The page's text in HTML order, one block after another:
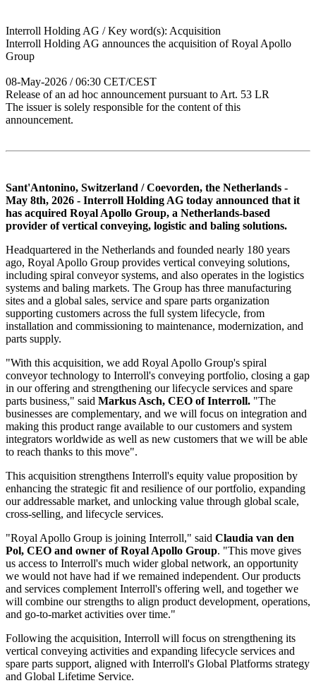
Interroll Holding AG / Key word(s): Acquisition
Interroll Holding AG announces the acquisition of Royal Apollo
Group
08-May-2026 / 06:30 CET/CEST
Release of an ad hoc announcement pursuant to Art. 53 LR
The issuer is solely responsible for the content of this
announcement.
Sant'Antonino, Switzerland / Coevorden, the Netherlands -
May 8th, 2026 - Interroll Holding AG today announced that it
has acquired Royal Apollo Group, a Netherlands-based
provider of vertical conveying, logistic and baling solutions.
Headquartered in the Netherlands and founded nearly 180 years
ago, Royal Apollo Group provides vertical conveying solutions,
including spiral conveyor systems, and also operates in the logistics
systems and baling markets. The Group has three manufacturing
sites and a global sales, service and spare parts organization
supporting customers across the full system lifecycle, from
installation and commissioning to maintenance, modernization, and
parts supply.
"With this acquisition, we add Royal Apollo Group's spiral
conveyor technology to Interroll's conveying portfolio, closing a gap
in our offering and strengthening our lifecycle services and spare
parts business," said Markus Asch, CEO of Interroll. "The
businesses are complementary, and we will focus on integration and
making this product range available to our customers and system
integrators worldwide as well as new customers that we will be able
to reach thanks to this move".
This acquisition strengthens Interroll's equity value proposition by
enhancing the strategic fit and resilience of our portfolio, expanding
our addressable market, and unlocking value through global scale,
cross-selling, and lifecycle services.
"Royal Apollo Group is joining Interroll," said Claudia van den
Pol, CEO and owner of Royal Apollo Group. "This move gives
us access to Interroll's much wider global network, an opportunity
we would not have had if we remained independent. Our products
and services complement Interroll's offering well, and together we
will combine our strengths to align product development, operations,
and go-to-market activities over time."
Following the acquisition, Interroll will focus on strengthening its
vertical conveying activities and expanding lifecycle services and
spare parts support, aligned with Interroll's Global Platforms strategy
and Global Lifetime Service.